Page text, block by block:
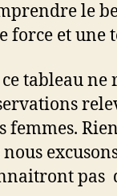
le
force et une
tableau ne
femmes.
pas